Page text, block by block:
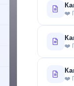
❤️
❤️
❤️